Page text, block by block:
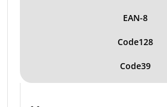
EAN-8
Code128
Code39